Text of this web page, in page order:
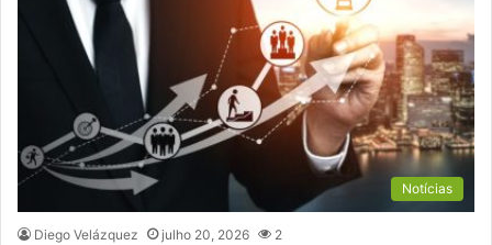
Notícias
Diego Velázquez julho 20, 2026 2